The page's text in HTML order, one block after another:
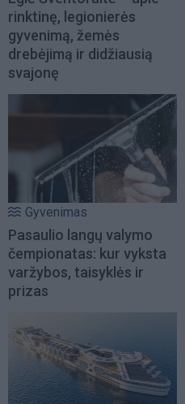
rinktinę, legionierės
gyvenimą, žemės
drebėjimą ir didžiausią
svajonę
Gyvenimas
Pasaulio langų valymo
čempionatas: kur vyksta
varžybos, taisyklės ir
prizas